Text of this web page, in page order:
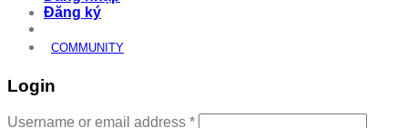
Đăng ký
COMMUNITY
Login
Username or email address *Required